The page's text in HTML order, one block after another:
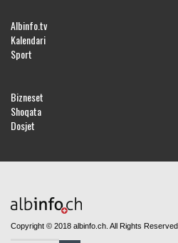
Albinfo.tv
Kalendari
Sport
Bizneset
Shoqata
Dosjet
Copyright © 2018 albinfo.ch. All Rights Reserved.